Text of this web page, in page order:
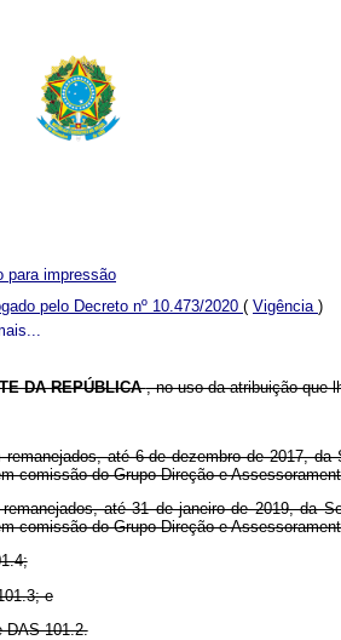
para impressão
pelo Decreto nº 10.473/2020 ( Vigência )
DA REPÚBLICA, no uso da atribuição que
remanejados, até 6 de dezembro de 2017,
comissão do Grupo-Direção e
até 31 de janeiro de 2019, da
comissão do Grupo-Direção e
e
DAS 101.2.